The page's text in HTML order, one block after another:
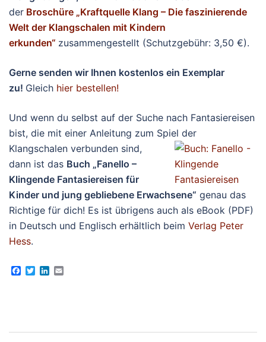
der Broschüre „Kraftquelle Klang – Die faszinierende
Welt der Klangschalen mit Kindern
erkunden“ zusammengestellt (Schutzgebühr: 3,50 €).
Gerne senden wir Ihnen kostenlos ein Exemplar
zu! Gleich hier bestellen!
Und wenn du selbst auf der Suche nach Fantasiereisen
bist, die mit einer Anleitung zum Spiel der
Klangschalen verbunden sind,
dann ist das Buch „Fanello –
Klingende Fantasiereisen für
Kinder und jung gebliebene Erwachsene“ genau das
Richtige für dich! Es ist übrigens auch als eBook (PDF)
in Deutsch und Englisch erhältlich beim Verlag Peter
Hess.
Facebook
TwitterLinkedIn